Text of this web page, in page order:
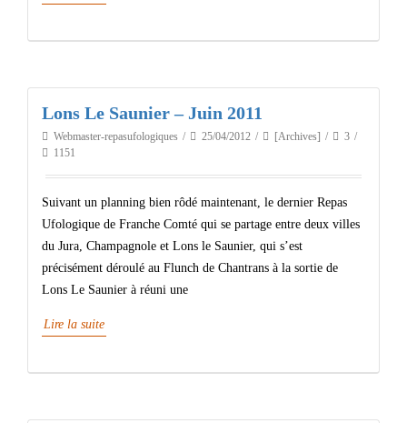
Lons Le Saunier – Juin 2011
Webmaster-repasufologiques 25/04/2012 [Archives]
3
1151
Suivant un planning bien rôdé maintenant, le dernier Repas
Ufologique de Franche Comté qui se partage entre deux villes
du Jura, Champagnole et Lons le Saunier, qui s’est
précisément déroulé au Flunch de Chantrans à la sortie de
Lons Le Saunier à réuni une
Lire la suite